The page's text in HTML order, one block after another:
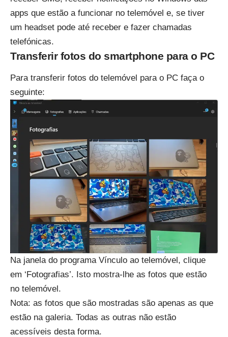
apps que estão a funcionar no telemóvel e, se tiver
um headset pode até receber e fazer chamadas
telefónicas.
Transferir fotos do smartphone para o PC
Para transferir fotos do telemóvel para o PC faça o
seguinte:
Na janela do programa Vínculo ao telemóvel, clique
em ‘Fotografias’. Isto mostra-lhe as fotos que estão
no telemóvel.
Nota: as fotos que são mostradas são apenas as que
estão na galeria. Todas as outras não estão
acessíveis desta forma.